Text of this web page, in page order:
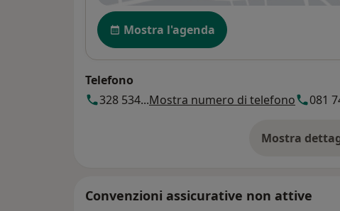
Disponibilità
Mostra l'agenda
Telefono
328 534...Mostra numero di telefono 081
Mostra
Convenzioni assicurative non attive